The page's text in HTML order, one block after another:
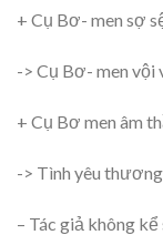
+ Cụ Bơ- men sợ
-> Cụ Bơ- men vội
+ Cụ Bơ men âm
-> Tình yêu
– Tác giả không